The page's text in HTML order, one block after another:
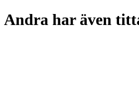
Andra har även